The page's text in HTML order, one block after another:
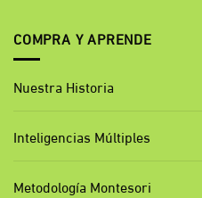
COMPRA Y APRENDE
Nuestra Historia
Inteligencias Múltiples
Metodología Montesori